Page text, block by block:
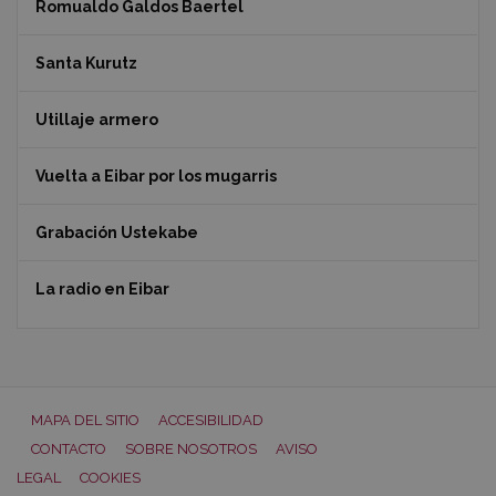
Romualdo Galdos Baertel
Santa Kurutz
Utillaje armero
Vuelta a Eibar por los mugarris
Grabación Ustekabe
La radio en Eibar
MAPA DEL SITIO
ACCESIBILIDAD
CONTACTO
SOBRE NOSOTROS
AVISO
LEGAL
COOKIES